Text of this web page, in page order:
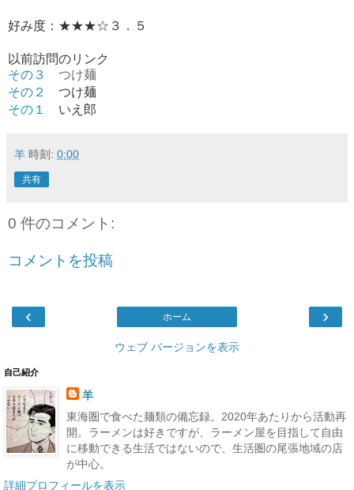
好み度：★★★☆３．５
以前訪問のリンク
その３
つけ麺
その２
つけ麺
その１
いえ郎
羊 時刻: 0:00
共有
0 件のコメント:
コメントを投稿
‹ ›
ホーム
ウェブ バージョンを表示
自己紹介
羊
東海圏で食べた麺類の備忘録。2020年あたりから活動再
開。ラーメンは好きですが、ラーメン屋を目指して自由
に移動できる生活ではないので、生活圏の尾張地域の店
が中心。
詳細プロフィールを表示